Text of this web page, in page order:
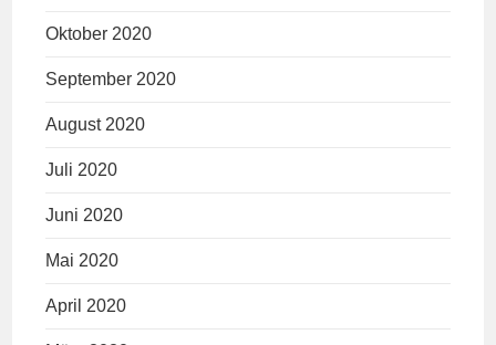
Oktober 2020
September 2020
August 2020
Juli 2020
Juni 2020
Mai 2020
April 2020